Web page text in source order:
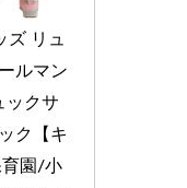
ズ リュ
ルマン
ックサ
ク【キ
園/小